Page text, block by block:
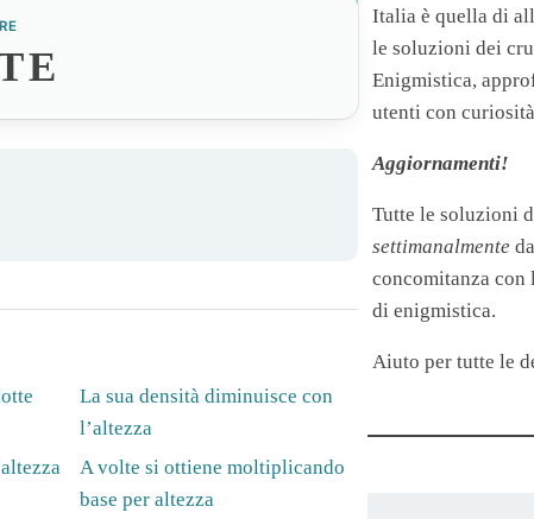
La sua densità diminuisce con
l’altezza
A volte si ottiene moltiplicando
base per altezza
Italia è quella di
le soluzioni dei
Enigmistica,
utenti con
Aggiornamenti!
Tutte le soluzioni
settimanalmente
concomitanza
di enigmistica.
Aiuto per tutte le